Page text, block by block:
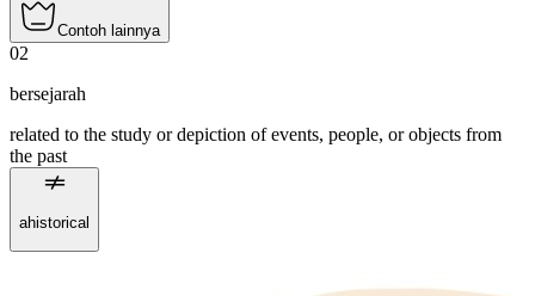
Contoh lainnya
02
bersejarah
related to the study or depiction of events, people, or objects from
the past
ahistorical